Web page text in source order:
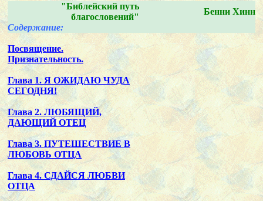
"Библейский путь
благословений"
Бенни Хинн
Содержание:
Посвящение.
Признательность.
Глава 1. Я ОЖИДАЮ ЧУДА
СЕГОДНЯ!
Глава 2. ЛЮБЯЩИЙ,
ДАЮЩИЙ ОТЕЦ
Глава 3. ПУТЕШЕСТВИЕ В
ЛЮБОВЬ ОТЦА
Глава 4. СДАЙСЯ ЛЮБВИ
ОТЦА